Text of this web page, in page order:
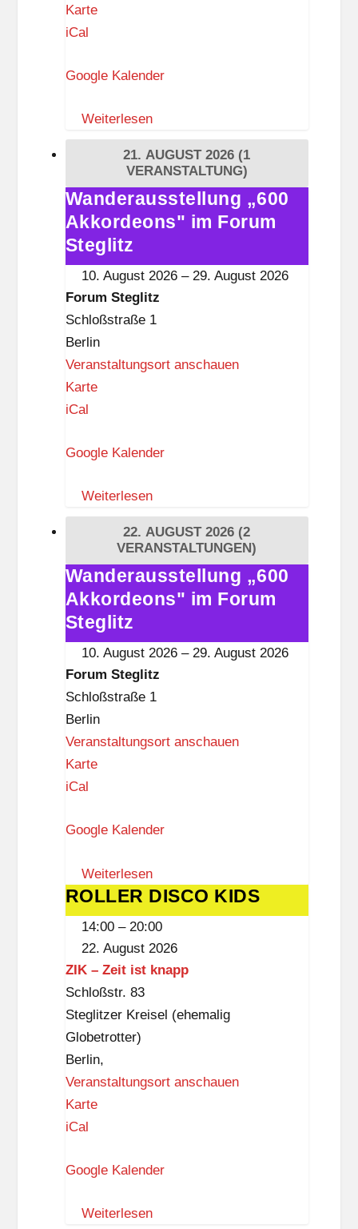
KarteF
u
S
t
g
i
t
z
iCal
Google Kalender
Weiterlesen
21. AUGUST 2026 (1
VERANSTALTUNG)
Wanderausstellung
„600
Akkordeons"
im
Wanderausstellung „600
Akkordeons" im Forum
Steglitz
10. August 2026 – 29. August 2026
Forum Steglitz
Schloßstraße 1
Berlin
Veranstaltungsort anschauen
KarteF
u
S
t
g
i
t
z
iCal
Google Kalender
Weiterlesen
22. AUGUST 2026 (2
VERANSTALTUNGEN)
Wanderausstellung
„600
Akkordeons"
im
Wanderausstellung „600
Akkordeons" im Forum
Steglitz
10. August 2026 – 29. August 2026
Forum Steglitz
Schloßstraße 1
Berlin
Veranstaltungsort anschauen
KarteF
u
S
t
e
i
t
z
iCal
Google Kalender
Weiterlesen
ROLLER
DISCO
ROLLER DISCO KIDS
14:00 – 20:00
22. August 2026
ZIK – Zeit ist knapp
Schloßstr. 83
Steglitzer Kreisel (ehemalig
Globetrotter)
Berlin,
Veranstaltungsort anschauen
KarteZ
–
e
iCal
Google Kalender
Weiterlesen